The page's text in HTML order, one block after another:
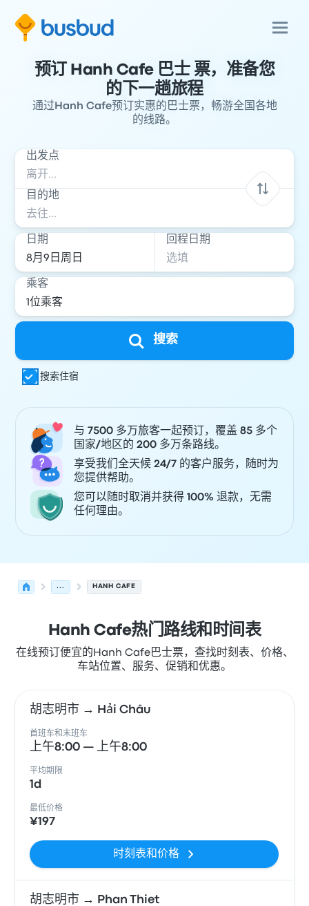
预订 Hanh Cafe 巴士 票，准备您
的下一趟旅程
通过Hanh Cafe预订实惠的巴士票，畅游全国各地
的线路。
出发点
目的地
日期 回程日期
乘客
搜索
搜索住宿
与 7500 多万旅客一起预订，覆盖 85 多个
国家/地区的 200 多万条路线。
享受我们全天候 24/7 的客户服务，随时为
您提供帮助。
您可以随时取消并获得 100% 退款，无需
任何理由。
... HANH CAFE
Hanh Cafe热门路线和时间表
在线预订便宜的Hanh Cafe巴士票，查找时刻表、价格、
车站位置、服务、促销和优惠。
胡志明市 → Hải Châu
首班车和末班车
上午8:00 — 上午8:00
平均期限
1d
最低价格
¥197
时刻表和价格
胡志明市 → Phan Thiet